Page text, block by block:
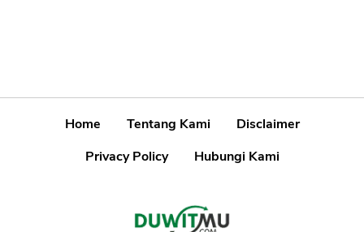
Home Tentang Kami
Disclaimer
Privacy Policy
Hubungi Kami